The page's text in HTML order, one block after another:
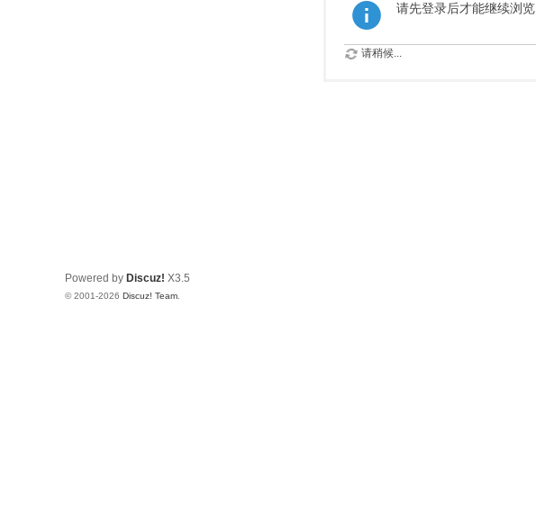
请先登录后才能继续浏览
请稍候...
Powered by Discuz! X3.5
© 2001-2026 Discuz! Team